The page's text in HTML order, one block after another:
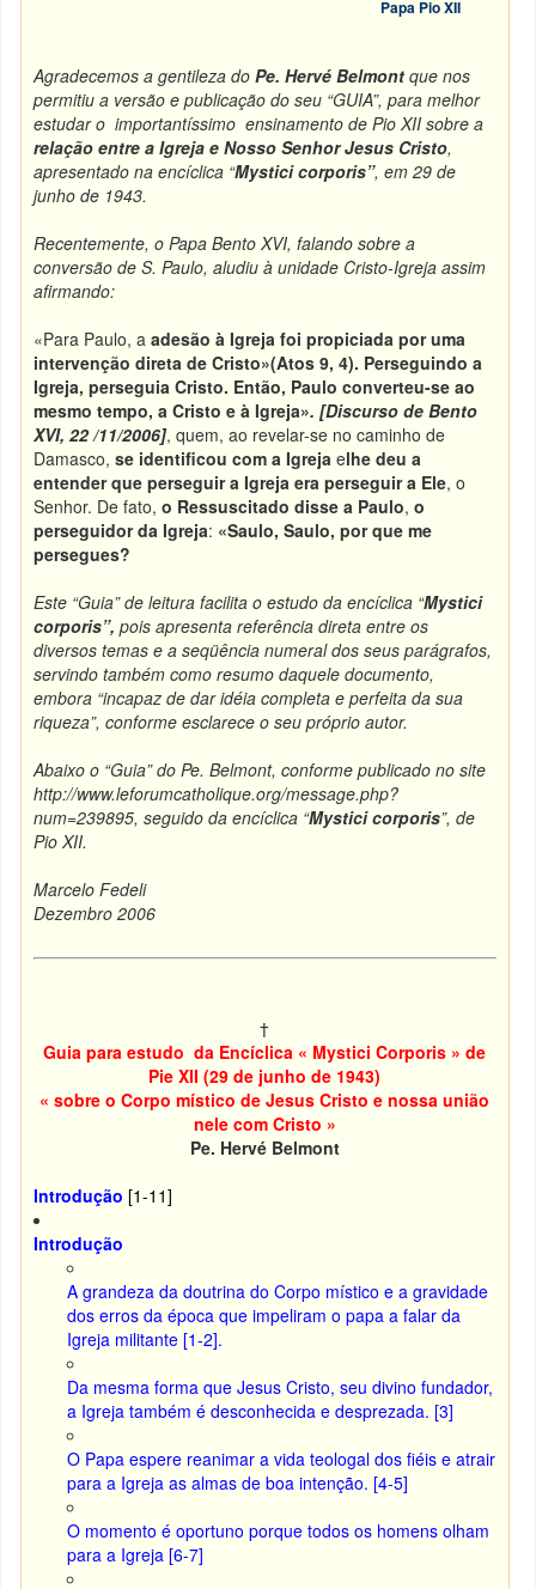
Papa Pio XII
Agradecemos a gentileza doPe. Hervé Belmont que nos
permitiu a versão e publicação do seu “GUIA”, para melhor
estudar o importantíssimo ensinamento de Pio XII sobre a
relação entre a Igreja e Nosso Senhor Jesus Cristo,
apresentado na encíclica “Mystici corporis”, em 29 de
junho de 1943.
Recentemente, o Papa Bento XVI, falando sobre a
conversão de S. Paulo, aludiu à unidade Cristo-Igreja assim
afirmando:
«Para Paulo, aadesão à Igreja foi propiciada por uma
intervenção direta de Cristo»(Atos 9, 4). Perseguindo a
Igreja, perseguia Cristo. Então, Paulo converteu-se ao
mesmo tempo, a Cristo e à Igreja».[Discurso de Bento
XVI, 22 /11/2006], quem, ao revelar-se no caminho de
Damasco,se identificou com a Igreja elhe deu a
entender queperseguir a Igreja era perseguir a Ele, o
Senhor. De fato,o Ressuscitado disse a Paulo,o
perseguidor da Igreja: «Saulo, Saulo, por que me
persegues?
Este “Guia” de leitura facilita o estudo da encíclica “Mystici
corporis”, pois apresenta referência direta entre os
diversos temas e a seqüência numeral dos seus parágrafos,
servindo também como resumo daquele documento,
embora “incapaz de dar idéia completa e perfeita da sua
riqueza”, conforme esclarece o seu próprio autor.
Abaixo o “Guia” do Pe. Belmont, conforme publicado no site
http://www.leforumcatholique.org/message.php?
num=239895, seguido da encíclica “Mystici corporis”, de
Pio XII.
Marcelo Fedeli
Dezembro 2006
†
Guia para estudo da Encíclica « Mystici Corporis » de
Pie XII (29 de junho de 1943)
« sobre o Corpo místico de Jesus Cristo e nossa união
nele com Cristo »
Pe. Hervé Belmont
Introdução [1-11]
Introdução
A grandeza da doutrina do Corpo místico e a gravidade
dos erros da época que impeliram o papa a falar da
Igreja militante [1-2].
Da mesma forma que Jesus Cristo, seu divino fundador,
a Igreja também é desconhecida e desprezada. [3]
O Papa espere reanimar a vida teologal dos fiéis e atrair
para a Igreja as almas de boa intenção. [4-5]
O momento é oportuno porque todos os homens olham
para a Igreja [6-7]